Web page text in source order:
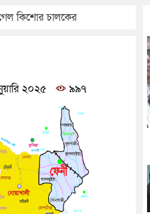
গেল কিশোর চালকের
২০২৫ ৯৯৭